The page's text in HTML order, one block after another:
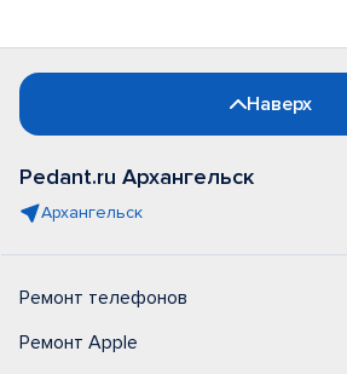
Наверх
Pedant.ru Архангельск
Архангельск
Ремонт телефонов
Ремонт Apple